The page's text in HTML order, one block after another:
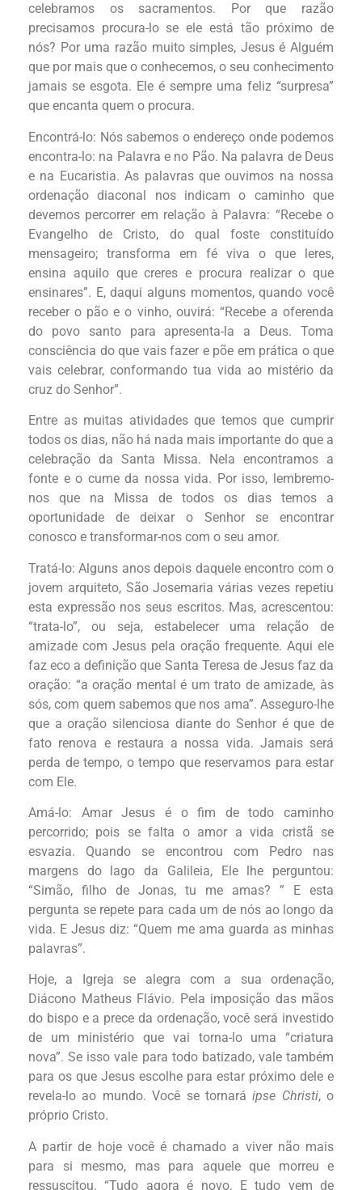
celebramos os sacramentos. Por que razão
precisamos procura-lo se ele está tão próximo de
nós? Por uma razão muito simples, Jesus é Alguém
que por mais que o conhecemos, o seu conhecimento
jamais se esgota. Ele é sempre uma feliz “surpresa”
que encanta quem o procura.
Encontrá-lo: Nós sabemos o endereço onde podemos
encontra-lo: na Palavra e no Pão. Na palavra de Deus
e na Eucaristia. As palavras que ouvimos na nossa
ordenação diaconal nos indicam o caminho que
devemos percorrer em relação à Palavra: “Recebe o
Evangelho de Cristo, do qual foste constituído
mensageiro; transforma em fé viva o que leres,
ensina aquilo que creres e procura realizar o que
ensinares”. E, daqui alguns momentos, quando você
receber o pão e o vinho, ouvirá: “Recebe a oferenda
do povo santo para apresenta-la a Deus. Toma
consciência do que vais fazer e põe em prática o que
vais celebrar, conformando tua vida ao mistério da
cruz do Senhor”.
Entre as muitas atividades que temos que cumprir
todos os dias, não há nada mais importante do que a
celebração da Santa Missa. Nela encontramos a
fonte e o cume da nossa vida. Por isso, lembremo-
nos que na Missa de todos os dias temos a
oportunidade de deixar o Senhor se encontrar
conosco e transformar-nos com o seu amor.
Tratá-lo: Alguns anos depois daquele encontro com o
jovem arquiteto, São Josemaria várias vezes repetiu
esta expressão nos seus escritos. Mas, acrescentou:
“trata-lo”, ou seja, estabelecer uma relação de
amizade com Jesus pela oração frequente. Aqui ele
faz eco a definição que Santa Teresa de Jesus faz da
oração: “a oração mental é um trato de amizade, às
sós, com quem sabemos que nos ama”. Asseguro-lhe
que a oração silenciosa diante do Senhor é que de
fato renova e restaura a nossa vida. Jamais será
perda de tempo, o tempo que reservamos para estar
com Ele.
Amá-lo: Amar Jesus é o fim de todo caminho
percorrido; pois se falta o amor a vida cristã se
esvazia. Quando se encontrou com Pedro nas
margens do lago da Galileia, Ele lhe perguntou:
“Simão, filho de Jonas, tu me amas? ” E esta
pergunta se repete para cada um de nós ao longo da
vida. E Jesus diz: “Quem me ama guarda as minhas
palavras”.
Hoje, a Igreja se alegra com a sua ordenação,
Diácono Matheus Flávio. Pela imposição das mãos
do bispo e a prece da ordenação, você será investido
de um ministério que vai torna-lo uma “criatura
nova”. Se isso vale para todo batizado, vale também
para os que Jesus escolhe para estar próximo dele e
revela-lo ao mundo. Você se tornaráipse Christi, o
próprio Cristo.
A partir de hoje você é chamado a viver não mais
para si mesmo, mas para aquele que morreu e
ressuscitou. “Tudo agora é novo. E tudo vem de